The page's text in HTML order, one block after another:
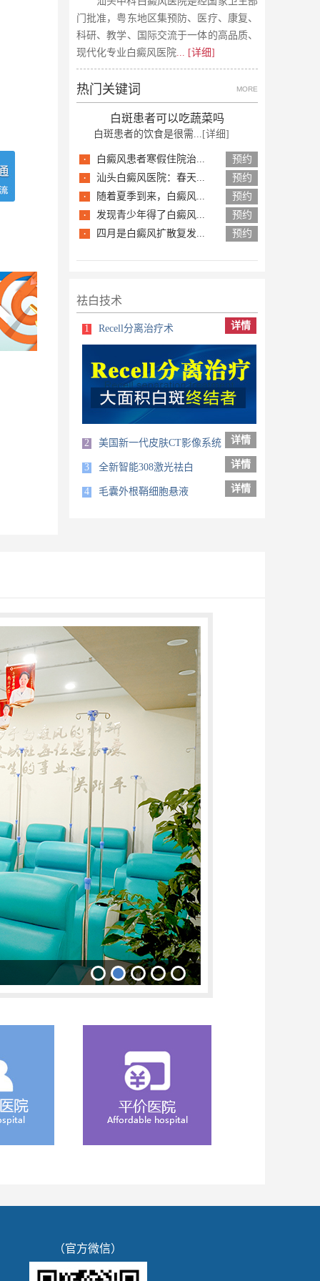
门批准，粤东地区集预防、医疗、康复、
科研、教学、国际交流于一体的高品质、
现代化专业白癜风医院... [详细]
热门关键词 MORE
白斑患者可以吃蔬菜吗
白斑患者的饮食是很需... [详细]
· 白癜风患者寒假住院治... 预约
· 汕头白癜风医院：春天... 预约
· 随着夏季到来，白癜风... 预约
· 发现青少年得了白癜风... 预约
· 四月是白癜风扩散复发... 预约
祛白技术
1 Recell分离治疗术 详情
2 美国新一代皮肤CT影像系统 详情
3 全新智能308激光祛白 详情
4 毛囊外根鞘细胞悬液 详情
（官方微信）